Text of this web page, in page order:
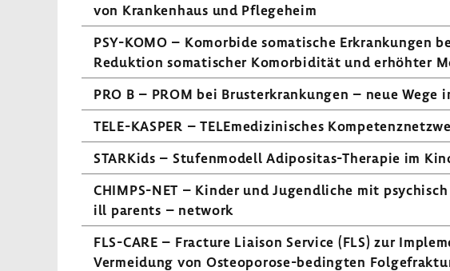
von Kran­ken­haus und Pfle­ge­heim
PSY-​KOMO – Komor­bide soma­ti­sche Erkran­kungen
Reduk­tion soma­ti­scher Komor­bi­dität und erhöhter
PRO B – PROM bei Brust­er­kran­kungen – neue
TELE-​KASPER – TELE­me­di­zi­ni­sches
STAR­Kids – Stufen­mo­dell Adipositas-​Therapie im
CHIMPS-​NET – Kinder und Jugend­liche mit
ill parents – network
FLS-​CARE – Frac­ture Liaison Service (FLS) zur
Vermei­dung von Osteoporose-​bedingten